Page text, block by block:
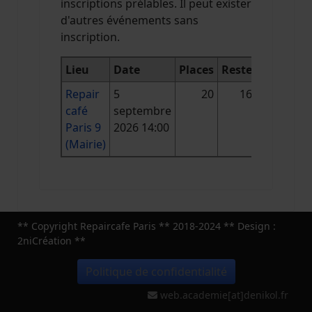
inscriptions prélables. Il peut exister
d'autres événements sans
inscription.
Lieu Date Places Reste
Repair
café
Paris 9
(Mairie)
5
septembre
2026 14:00
20 16
** Copyright Repaircafe Paris ** 2018-2024 ** Design :
2niCréation **
Politique de confidentialité
web.academie[at]denikol.fr